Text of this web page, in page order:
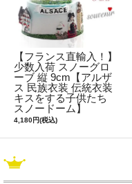
【フランス直輸入！】
少数入荷 スノーグロ
ーブ 縦 9cm【アルザ
ス 民族衣装 伝統衣装
キスをする子供たち
スノードーム】
4,180円(税込)